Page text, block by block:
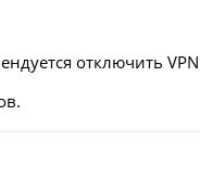
отключить